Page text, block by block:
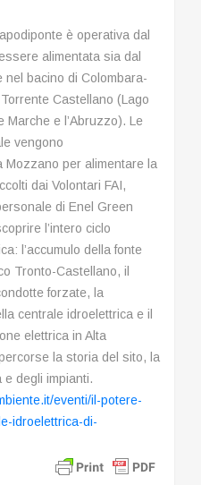
è operativa dal
alimentata sia dal
nel bacino di Colombara-
Castellano (Lago
Marche e l’Abruzzo). Le
vengono
per alimentare la
dai Volontari FAI,
di Enel Green
l’intero ciclo
l’accumulo della fonte
Tronto-Castellano, il
forzate, la
centrale idroelettrica e il
elettrica in Alta
la storia del sito, la
degli impianti.
eventi/il-potere-
idroelettrica-di-